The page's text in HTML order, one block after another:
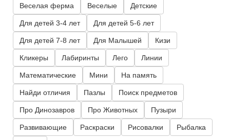
Веселая ферма Веселые Детские
Для детей 3-4 лет Для детей 5-6 лет
Для детей 7-8 лет Для Малышей Кизи
Кликеры Лабиринты Лего Линии
Математические Мини На память
Найди отличия Пазлы Поиск предметов
Про Динозавров Про Животных Пузыри
Развивающие Раскраски Рисовалки Рыбалка